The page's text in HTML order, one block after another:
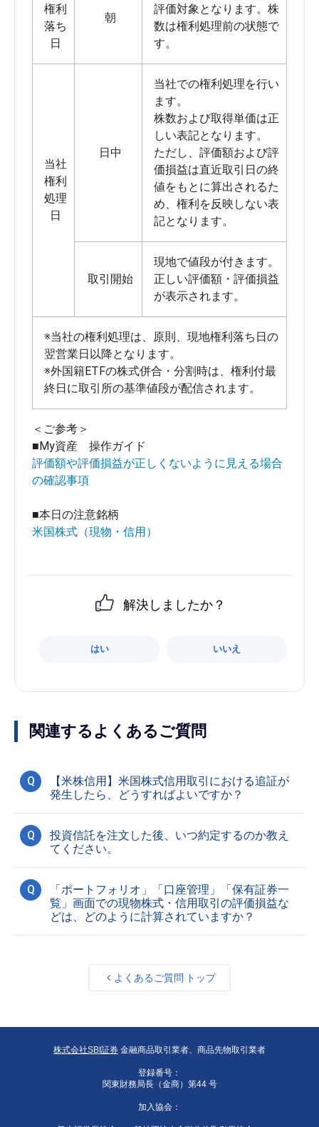
権利
落ち
日
朝
評価対象となります。株
数は権利処理前の状態で
す。
当社
権利
処理
日
日中
当社での権利処理を行い
ます。
株数および取得単価は正
しい表記となります。
ただし、評価額および評
価損益は直近取引日の終
値をもとに算出されるた
め、権利を反映しない表
記となります。
取引開始
現地で値段が付きます。
正しい評価額・評価損益
が表示されます。
※当社の権利処理は、原則、現地権利落ち日の
翌営業日以降となります。
※外国籍ETFの株式併合・分割時は、権利付最
終日に取引所の基準値段が配信されます。
＜ご参考＞
■My資産 操作ガイド
評価額や評価損益が正しくないように見える場合
の確認事項
■本日の注意銘柄
米国株式（現物・信用）
解決しましたか？
はい いいえ
関連するよくあるご質問
Q
【米株信用】米国株式信用取引における追証が
発生したら、どうすればよいですか？
Q
投資信託を注文した後、いつ約定するのか教え
てください。
Q
「ポートフォリオ」「口座管理」「保有証券一
覧」画面での現物株式・信用取引の評価損益な
どは、どのように計算されていますか？
よくあるご質問 トップ
株式会社SBI証券 金融商品取引業者、商品先物取引業者
登録番号：
関東財務局長（金商）第44 号
加入協会：